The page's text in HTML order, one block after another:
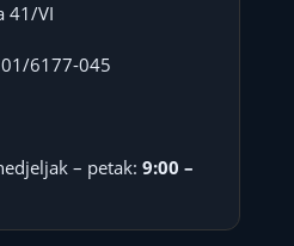
41/VI
01/6177-045
– petak: 9:00 –